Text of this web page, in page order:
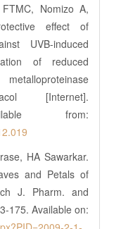
Nomizo A,
effect of
UVB-induced
of reduced
[Internet].
from:
HA Sawarkar.
and Petals of
J. Pharm. and
175. Available on: